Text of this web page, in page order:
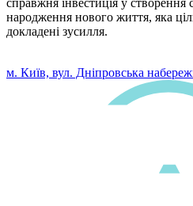
справжня інвестиція у створення
народження нового життя, яка
докладені зусилля.
м. Київ, вул. Дніпровська